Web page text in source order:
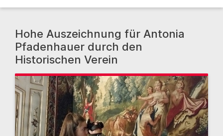
Hohe Auszeichnung für Antonia
Pfadenhauer durch den
Historischen Verein